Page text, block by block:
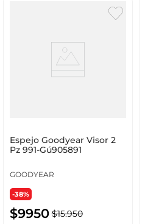
Espejo Goodyear Visor 2
Pz 991-Gú905891
GOODYEAR
-38%
$9950 $15.950